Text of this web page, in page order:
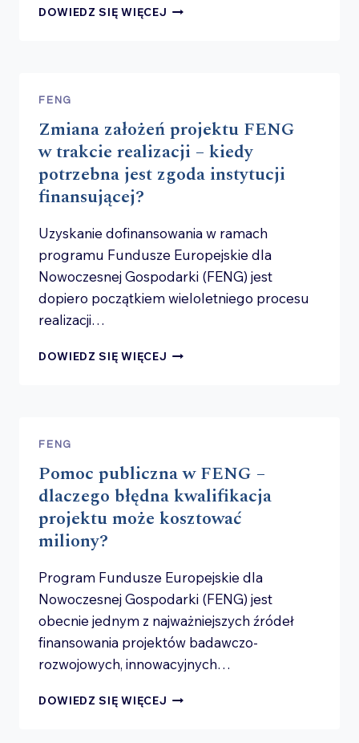
DOWIEDZ SIĘ WIĘCEJ JDG,
STRUKTURĘ
DO ETAPU
ROZWOJU
BIZNESU
FENG
Zmiana założeń projektu FENG
w trakcie realizacji – kiedy
potrzebna jest zgoda instytucji
finansującej?
Uzyskanie dofinansowania w ramach
programu Fundusze Europejskie dla
Nowoczesnej Gospodarki (FENG) jest
dopiero początkiem wieloletniego procesu
realizacji…
DOWIEDZ SIĘ WIĘCEJ ZMIANA
KIEDY
POTRZEBNA
JEST
ZGODA
FENG
Pomoc publiczna w FENG –
dlaczego błędna kwalifikacja
projektu może kosztować
miliony?
Program Fundusze Europejskie dla
Nowoczesnej Gospodarki (FENG) jest
obecnie jednym z najważniejszych źródeł
finansowania projektów badawczo-
rozwojowych, innowacyjnych…
DOWIEDZ SIĘ WIĘCEJ POMOC